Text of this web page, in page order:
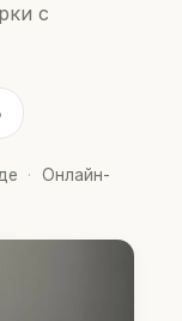
с
·
Онлайн-